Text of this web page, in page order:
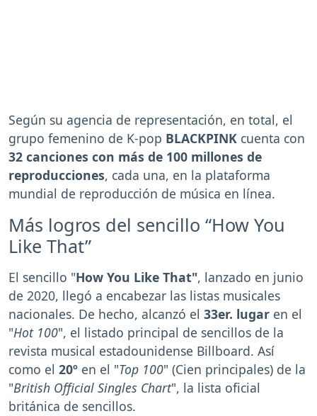
Según su agencia de representación, en total, el
grupo femenino de K-pop BLACKPINK cuenta con
32 canciones con más de 100 millones de
reproducciones, cada una, en la plataforma
mundial de reproducción de música en línea.
Más logros del sencillo “How You
Like That”
El sencillo "How You Like That", lanzado en junio
de 2020, llegó a encabezar las listas musicales
nacionales. De hecho, alcanzó el 33er. lugar en el
"Hot 100", el listado principal de sencillos de la
revista musical estadounidense Billboard. Así
como el 20º en el "Top 100" (Cien principales) de la
"British Official Singles Chart", la lista oficial
británica de sencillos.